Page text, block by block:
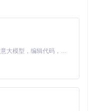
的PTQ和QAT，能在不
下显著提升执行速度。
Claude Code 的开源替代方案。连接任意大模型，编辑代码，运行命令，自动验证 — 全自动执行。用 Rust 构建，极致性能。 ｜ An open-source alternative to Claude Code. Connect any LLM, edit code, run commands, and verify changes — autonomously. Built in Rust for speed. Get Started